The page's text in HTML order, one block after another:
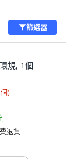
篩選器
規, 1個
)
退貨